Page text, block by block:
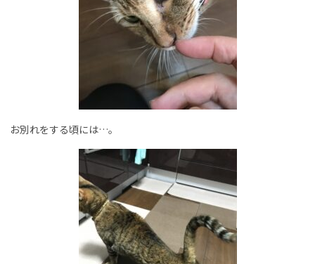
お別れをする頃には…。